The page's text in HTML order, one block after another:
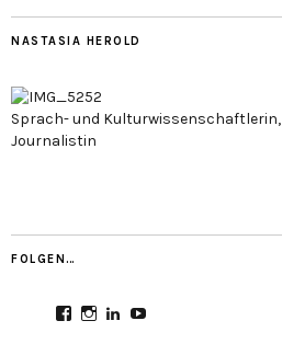
NASTASIA HEROLD
Sprach- und
Journalistin
FOLGEN…
ProfilProfilProfilProfil